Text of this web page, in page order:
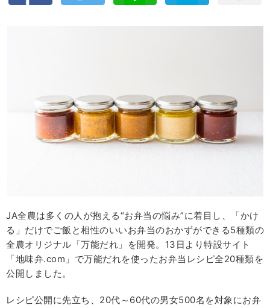
JA全農は多くの人が抱える“お弁当の悩み”に着目し、「かけ
る」だけでご飯と相性のいいお弁当のおかずができる5種類の
全農オリジナル「万能だれ」を開発。13日より特設サイト
「地味弁.com」で万能だれを使ったお弁当レシピ全20種類を
公開しました。
レシピ公開に先立ち、20代～60代の男女500名を対象にお弁